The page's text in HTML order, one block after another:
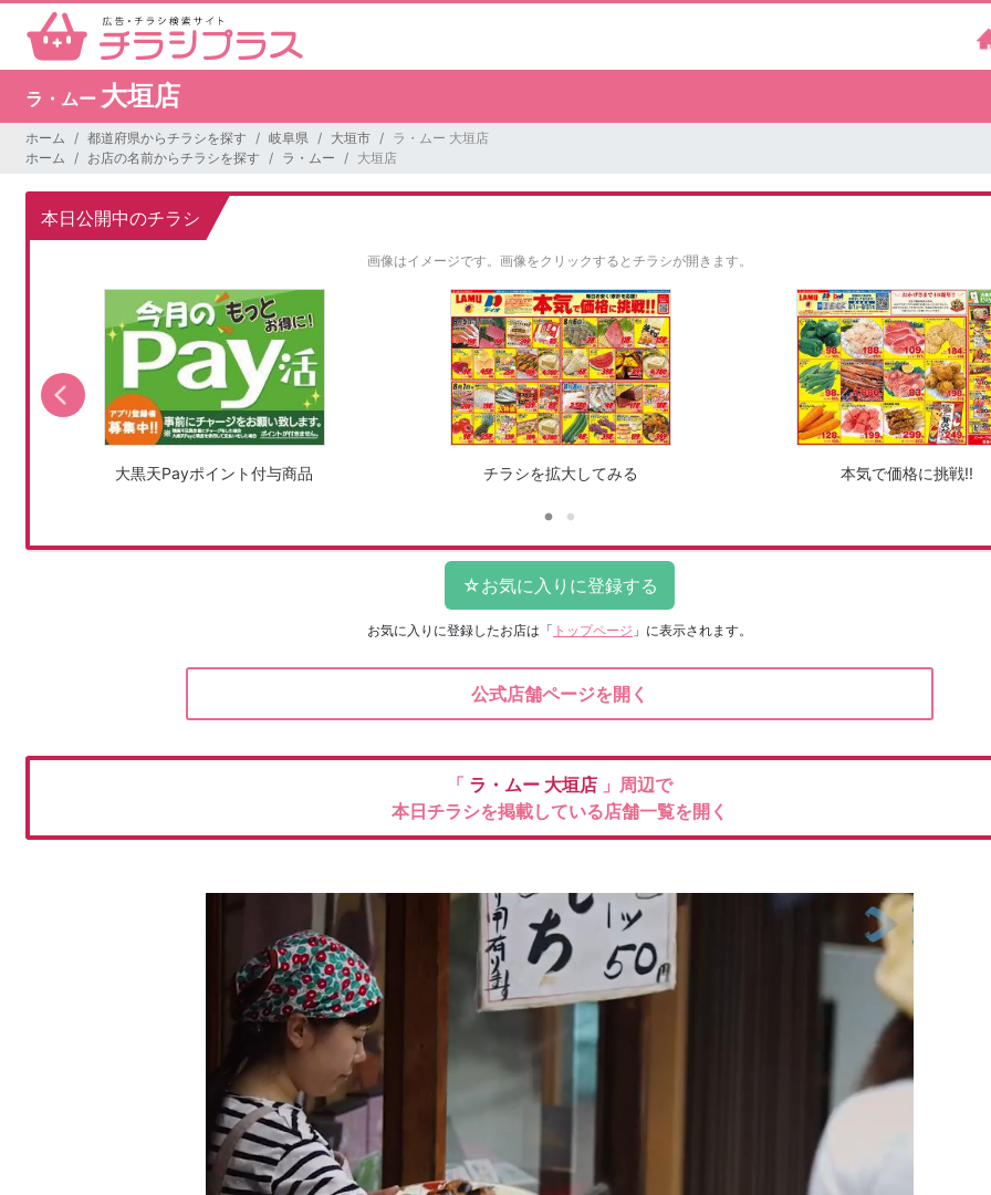
ラ・ムー 大垣店
ホーム 都道府県からチラシを探す 岐阜県 大垣市
ラ・ムー 大垣店
ホーム
お店の名前からチラシを探す ラ・ムー 大垣店
本日公開中のチラシ
画像はイメージです。 画像をクリックするとチラシが開きます。
大黒天Payポイント付与商品 チラシを拡大してみる 本気で価格に挑戦!!
お気に入りに登録したお店は 「 トップページ 」に表示されます。
公式店舗ページを開く
「 ラ・ムー 大垣店 」周辺で
本日チラシを掲載している店舗一覧を開く